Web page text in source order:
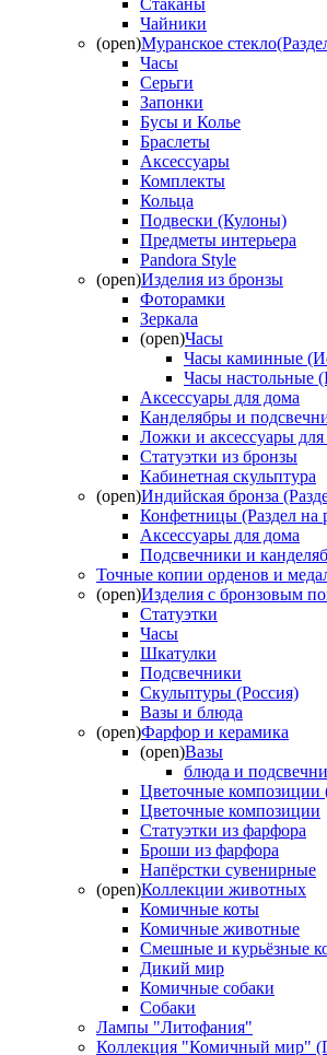
Чайники
(open)Муранское
Часы
Серьги
Запонки
Бусы и Колье
Браслеты
Аксессуары
Комплекты
Кольца
Подвески (Кулоны)
Предметы интерьера
Pandora Style
(open)Изделия из бронзы
Фоторамки
Зеркала
(open)Часы
Часы каминные
Часы настольные
Аксессуары для дома
Канделябры и
Ложки и аксессуары для
Статуэтки из бронзы
Кабинетная скульптура
(open)Индийская бронза
Конфетницы (Раздел на
Аксессуары для дома
Подсвечники и
Точные копии орденов и
(open)Изделия с бронзовым
Статуэтки
Часы
Шкатулки
Подсвечники
Скульптуры (Россия)
Вазы и блюда
(open)Фарфор и керамика
(open)Вазы
блюда и
Цветочные композиции
Цветочные композиции
Статуэтки из фарфора
Броши из фарфора
Напёрстки сувенирные
(open)Коллекции животных
Комичные коты
Комичные животные
Смешные и курьёзные
Дикий мир
Комичные собаки
Собаки
Лампы "Литофания"
Коллекция "Комичный мир"